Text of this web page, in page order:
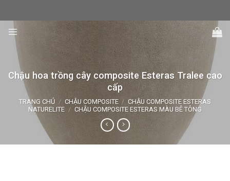
Chậu hoa trồng cây composite Esteras Tralee cao
cấp
TRANG CHỦ / CHẬU COMPOSITE / CHẬU COMPOSITE ESTERAS
NATURELITE / CHẬU COMPOSITE ESTERAS MÀU BÊ TÔNG